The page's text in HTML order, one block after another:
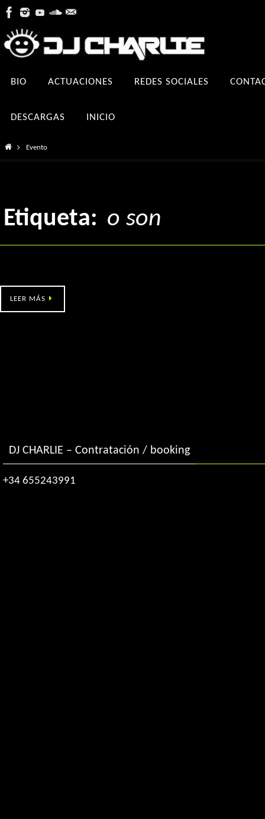
contenido
BIO ACTUACIONES REDES SOCIALES
DESCARGAS INICIO
InicioEvento
Etiqueta: o son
LEER MÁS
DJ CHARLIE – Contratación / booking
+34 655243991